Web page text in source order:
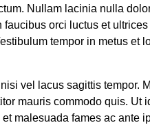
Nullam lacinia nulla
orci luctus et
tempor in metus et
vel lacus sagittis tempor.
mauris commodo quis. Ut
malesuada fames ac ante